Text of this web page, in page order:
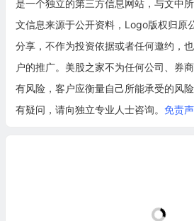
是一个独立的第三方信息网站，与文中
文信息来源于公开资料，Logo版权归原
分享，不作为投资依据或者任何邀约，
户的推广。美股之家不为任何公司、券
有风险，客户应衡量自己所能承受的风
有疑问，请向独立专业人士咨询。 免责